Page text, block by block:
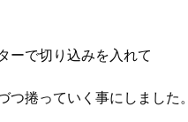
ーで切り込みを入れて
捲っていく事にしました。